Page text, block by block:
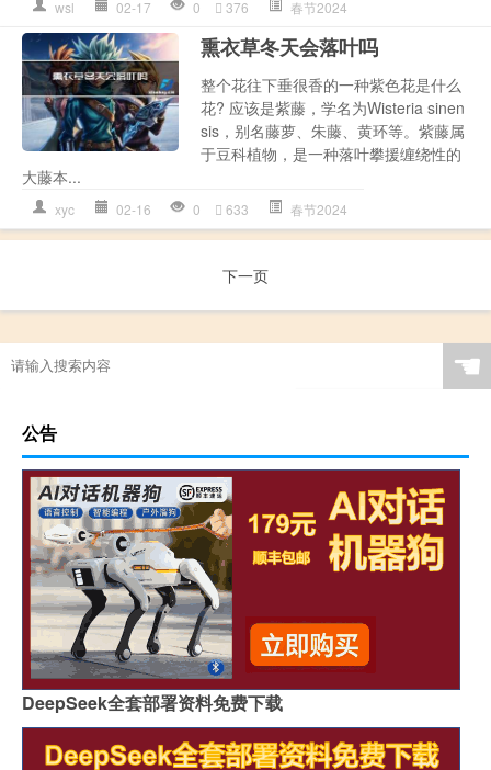
wsl 02-17 0 376 春节2024
熏衣草冬天会落叶吗
整个花往下垂很香的一种紫色花是什么
花? 应该是紫藤，学名为Wisteria sinen
sis，别名藤萝、朱藤、黄环等。紫藤属
于豆科植物，是一种落叶攀援缠绕性的
大藤本...
xyc 02-16 0 633 春节2024
下一页
☚
公告
DeepSeek全套部署资料免费下载